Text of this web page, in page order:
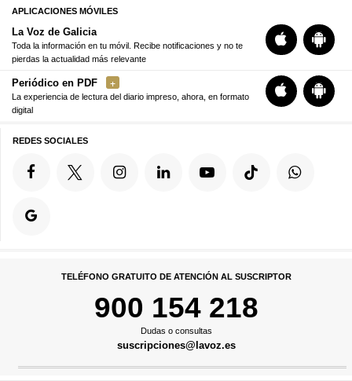
APLICACIONES MÓVILES
La Voz de Galicia
Toda la información en tu móvil. Recibe notificaciones y no te
pierdas la actualidad más relevante
Periódico en PDF
La experiencia de lectura del diario impreso, ahora, en formato
digital
REDES SOCIALES
TELÉFONO GRATUITO DE ATENCIÓN AL SUSCRIPTOR
900 154 218
Dudas o consultas
suscripciones@lavoz.es